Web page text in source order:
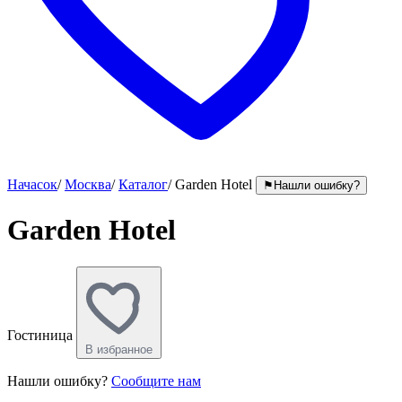
Начасок/ Москва/ Каталог/ Garden Hotel ⚑ Нашли ошибку?
Garden Hotel
Гостиница
В избранное
Нашли ошибку? Сообщите нам